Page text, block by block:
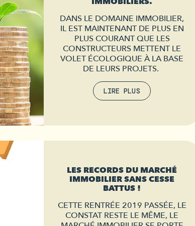
DANS LE DOMAINE IMMOBILIER,
IL EST MAINTENANT DE PLUS EN
PLUS COURANT QUE LES
CONSTRUCTEURS METTENT LE
VOLET ÉCOLOGIQUE À LA BASE
DE LEURS PROJETS.
LIRE PLUS
LES RECORDS DU MARCHÉ
IMMOBILIER SANS CESSE
BATTUS !
CETTE RENTRÉE 2019 PASSÉE, LE
CONSTAT RESTE LE MÊME, LE